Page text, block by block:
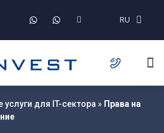
RU
для IT-сектора » Права на